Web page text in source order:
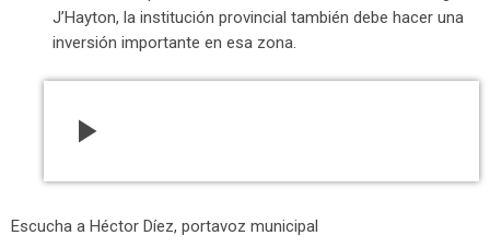
J’Hayton, la institución provincial también debe hacer una
inversión importante en esa zona.
play_arrow
Escucha a Héctor Díez, portavoz municipal